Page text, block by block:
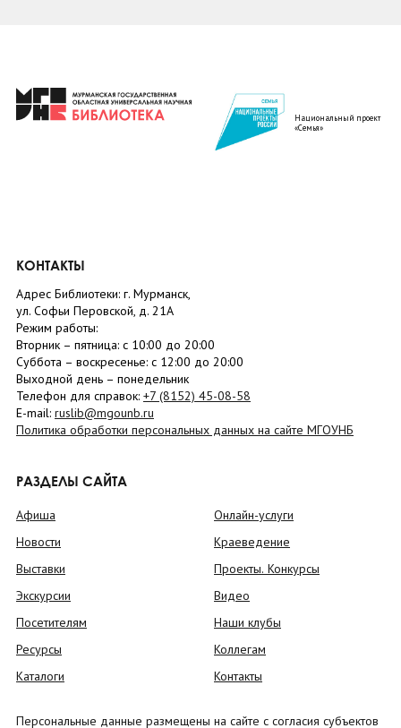
Национальный проект
«Семья»
КОНТАКТЫ
Адрес Библиотеки: г. Мурманск,
ул. Софьи Перовской, д. 21А
Режим работы:
Вторник – пятница: с 10:00 до 20:00
Суббота – воскресенье: c 12:00 до 20:00
Выходной день – понедельник
Телефон для справок: +7 (8152) 45-08-58
E-mail: ruslib@mgounb.ru
Политика обработки персональных данных на сайте МГОУНБ
РАЗДЕЛЫ САЙТА
Афиша
Новости
Выставки
Экскурсии
Посетителям
Ресурсы
Каталоги
Онлайн-услуги
Краеведение
Проекты. Конкурсы
Видео
Наши клубы
Коллегам
Контакты
Персональные данные размещены на сайте с согласия субъектов